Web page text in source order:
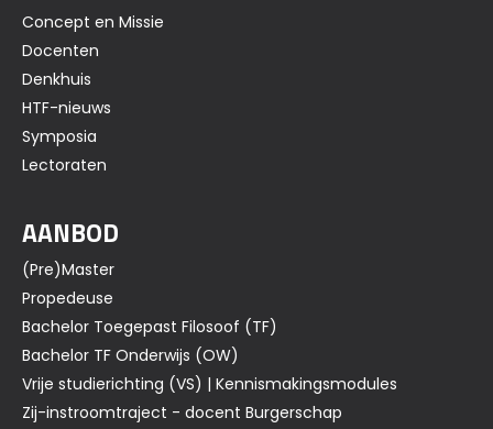
Concept en Missie
Docenten
Denkhuis
HTF-nieuws
Symposia
Lectoraten
AANBOD
(Pre)Master
Propedeuse
Bachelor Toegepast Filosoof (TF)
Bachelor TF Onderwijs (OW)
Vrije studierichting (VS) | Kennismakingsmodules
Zij-instroomtraject - docent Burgerschap